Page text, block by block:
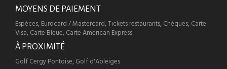
MOYENS DE PAIEMENT
Espèces, Eurocard / Mastercard, Tickets restaurants, Chèques, Carte
Visa, Carte Bleue, Carte American Express
À PROXIMITÉ
Golf Cergy Pontoise, Golf d'Ableiges